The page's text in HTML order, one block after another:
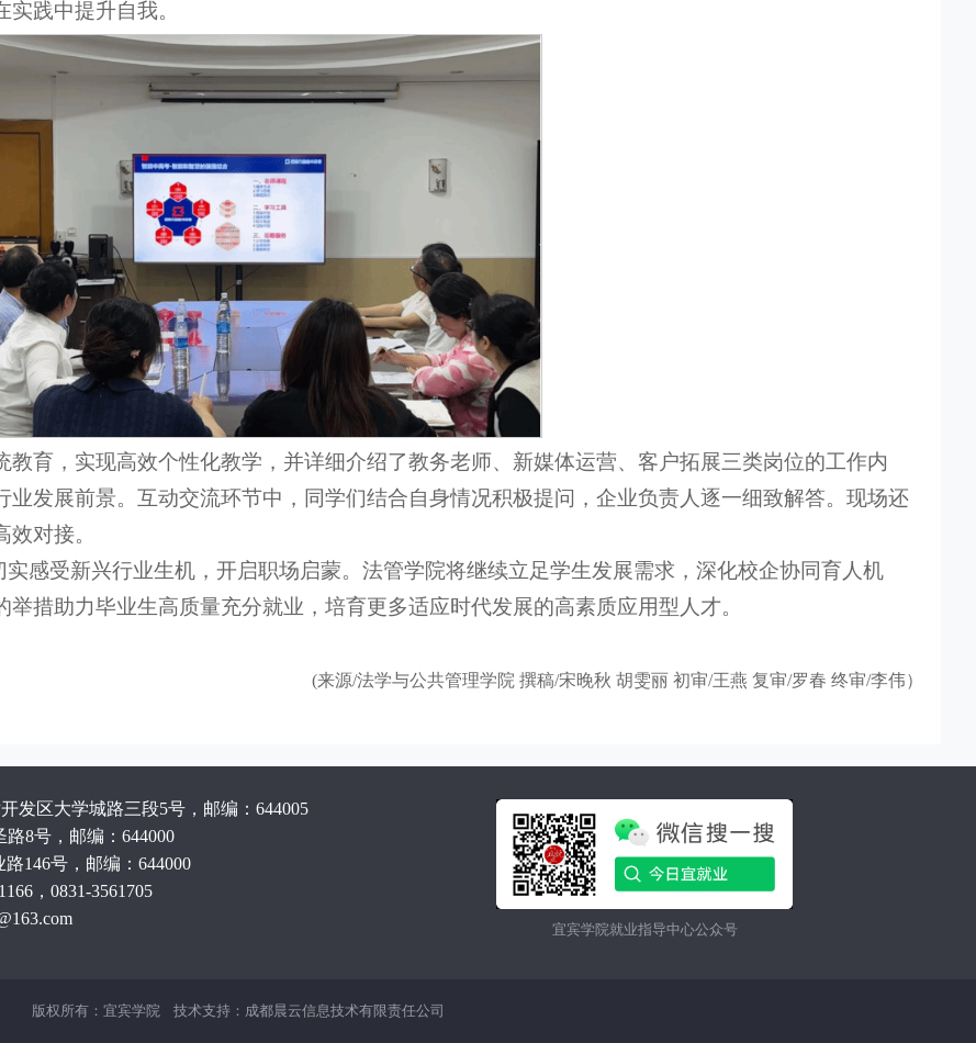
践中提升自我。
育，实现高效个性化教学，并详细介绍了教务老师、新媒体运营、客户拓展三类岗位的工作内
发展前景。互动交流环节中，同学们结合自身情况积极提问，企业负责人逐一细致解答。现场还
对接。
感受新兴行业生机，开启职场启蒙。法管学院将继续立足学生发展需求，深化校企协同育人机
措助力毕业生高质量充分就业，培育更多适应时代发展的高素质应用型人才。
(来源/法学与公共管理学院 撰稿/宋晚秋 胡雯丽 初审/王燕 复审/罗春 终审/李伟）
发区大学城路三段5号，邮编：644005
8号，邮编：644000
146号，邮编：644000
，0831-3561705
宜宾学院就业指导中心公众号
版权所有：宜宾学院 技术支持：成都晨云信息技术有限责任公司